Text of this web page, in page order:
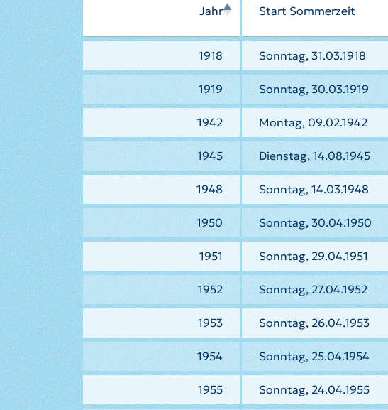
Jahr Start Sommerzeit
1918 Sonntag, 31.03.1918
1919 Sonntag, 30.03.1919
1942 Montag, 09.02.1942
1945 Dienstag, 14.08.1945
1948 Sonntag, 14.03.1948
1950 Sonntag, 30.04.1950
1951 Sonntag, 29.04.1951
1952 Sonntag, 27.04.1952
1953 Sonntag, 26.04.1953
1954 Sonntag, 25.04.1954
1955 Sonntag, 24.04.1955